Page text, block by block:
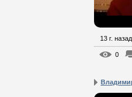
13 г. назад
0